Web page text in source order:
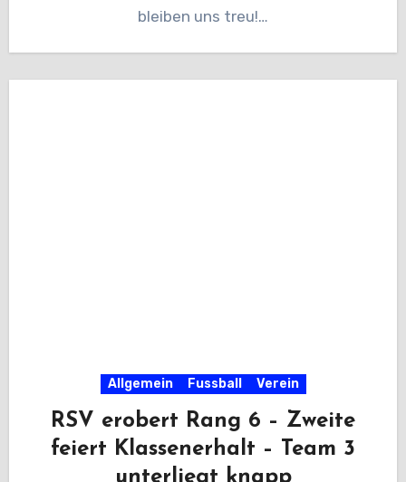
bleiben uns treu!…
Allgemein Fussball Verein
RSV erobert Rang 6 – Zweite
feiert Klassenerhalt – Team 3